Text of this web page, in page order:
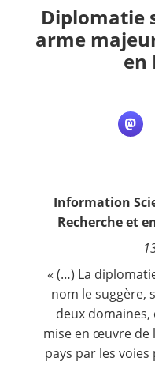
Contact
Diplomatie
arme
en
Information
Recherche et
« (…) La
nom le suggère,
deux domaines,
mise en œuvre de
pays par les